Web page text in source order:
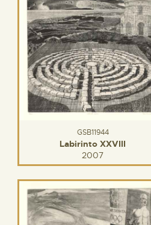
GSB11944
Labirinto XXVIII
2007